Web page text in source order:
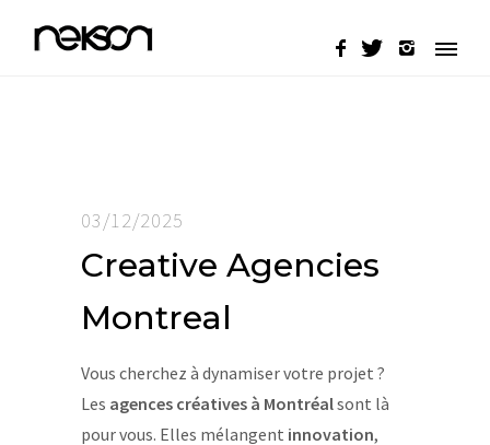
03/12/2025
Creative Agencies
Montreal
Vous cherchez à dynamiser votre projet ?
Les agences créatives à Montréalsont là
pour vous. Elles mélangent innovation,